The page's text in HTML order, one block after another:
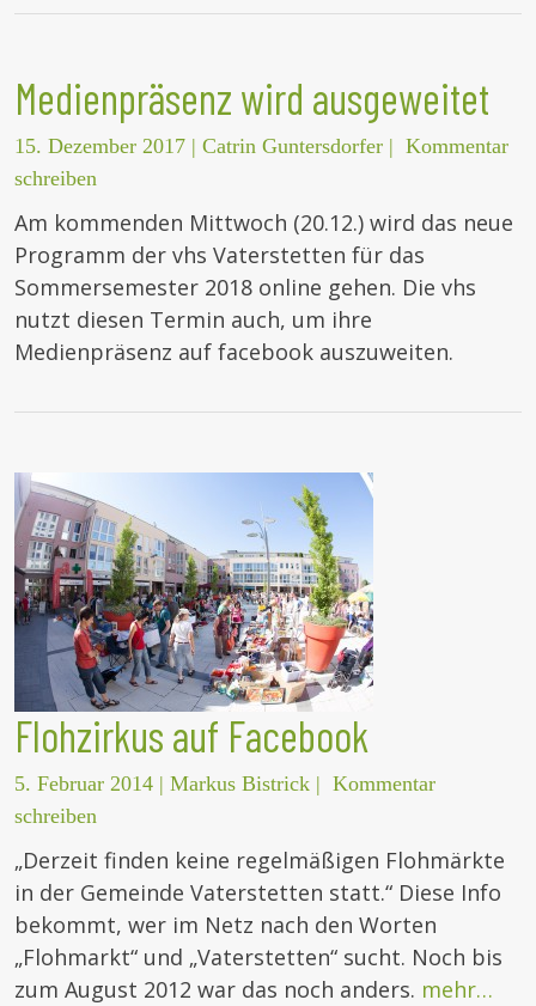
Medienpräsenz wird ausgeweitet
15. Dezember 2017 | Catrin Guntersdorfer | Kommentar
schreiben
Am kommenden Mittwoch (20.12.) wird das neue
Programm der vhs Vaterstetten für das
Sommersemester 2018 online gehen. Die vhs
nutzt diesen Termin auch, um ihre
Medienpräsenz auf facebook auszuweiten.
Flohzirkus auf Facebook
5. Februar 2014 | Markus Bistrick | Kommentar
schreiben
„Derzeit finden keine regelmäßigen Flohmärkte
in der Gemeinde Vaterstetten statt.“ Diese Info
bekommt, wer im Netz nach den Worten
„Flohmarkt“ und „Vaterstetten“ sucht. Noch bis
zum August 2012 war das noch anders. mehr…